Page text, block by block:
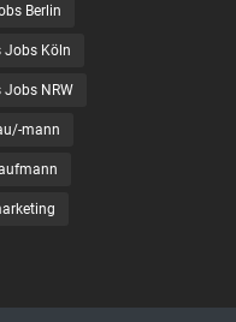
Berlin
Jobs Köln
Jobs NRW
mann